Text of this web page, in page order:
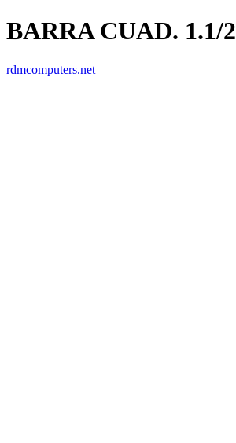
BARRA CUAD. 1.1/2
rdmcomputers.net